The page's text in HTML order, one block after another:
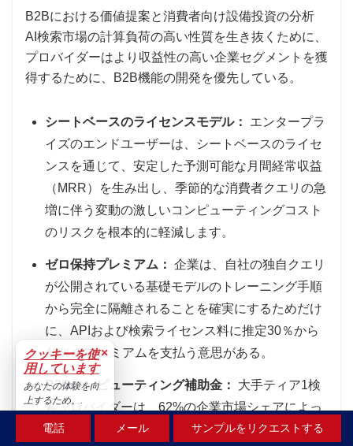
B2Bにおける価値提案と消費者向け設備投資の分析
AI検索市場の計算負荷の高い性質を生き抜くために、
プロバイダーはより収益性の高い企業セグメントを獲
得するために、B2B機能の開発を優先している。
シートベースのライセンスモデル：
エンタープラ
イズのエンドユーザーは、シートベースのライセ
ンスを通じて、安定した予測可能な月間経常収益
（MRR）を生み出し、季節的な消費者クエリの急
増に伴う変動の激しいコンピューティングコスト
のリスクを根本的に軽減します。
ゼロ保持プレミアム： 企業は、自社の独自クエリ
が公開されている基礎モデルのトレーニング手順
から完全に隔離されることを確実にするためだけ
に、APIおよび検索ライセンス料に推定30％から
40％のプレミアムを支払う意思がある。
B2Cコンピューティング補助金：
大手ティア1検
索プロバイダーは、62%の企業市場シェアによっ
て生み出される莫大なキャッシュフローを積極的
電話 メール サンプルをリクエストする
クッキーを使
用しています
×
あなたの体験を向
上するため。.
受け入れる